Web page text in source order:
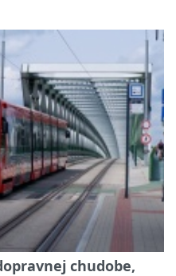
chudobe,